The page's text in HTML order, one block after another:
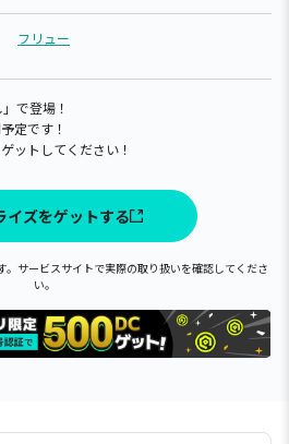
フリュー
で登場！
定です！
ットしてください！
イズをゲットする
サービスサイトで実際の取り扱いを確認してくださ
い。